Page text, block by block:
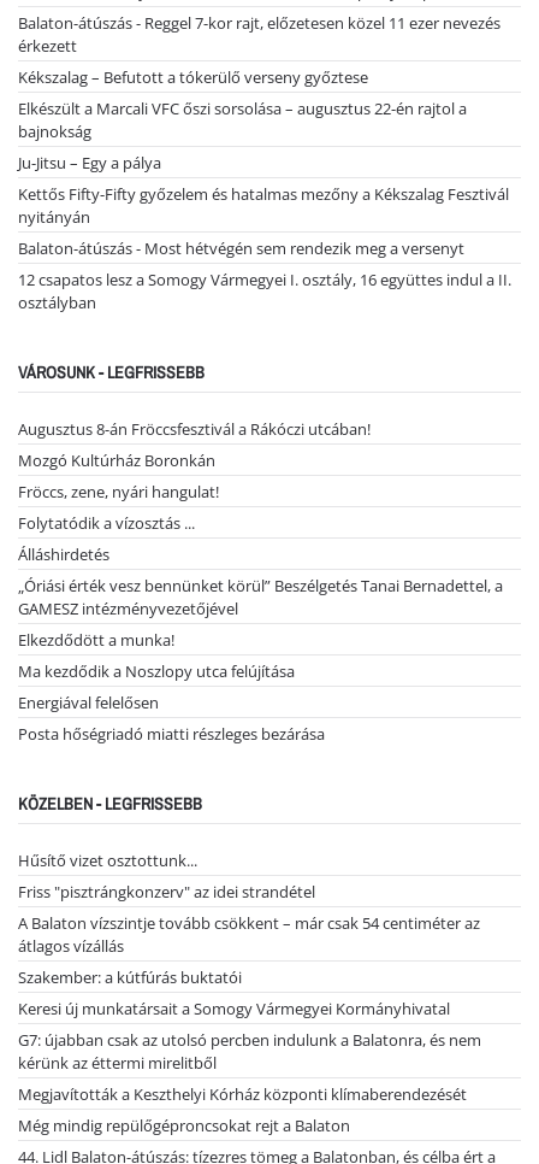
Balaton-átúszás - Reggel 7-kor rajt, előzetesen közel 11 ezer nevezés
érkezett
Kékszalag – Befutott a tókerülő verseny győztese
Elkészült a Marcali VFC őszi sorsolása – augusztus 22-én rajtol a
bajnokság
Ju-Jitsu – Egy a pálya
Kettős Fifty-Fifty győzelem és hatalmas mezőny a Kékszalag Fesztivál
nyitányán
Balaton-átúszás - Most hétvégén sem rendezik meg a versenyt
12 csapatos lesz a Somogy Vármegyei I. osztály, 16 együttes indul a II.
osztályban
VÁROSUNK - LEGFRISSEBB
Augusztus 8-án Fröccsfesztivál a Rákóczi utcában!
Mozgó Kultúrház Boronkán
Fröccs, zene, nyári hangulat!
Folytatódik a vízosztás ...
Álláshirdetés
„Óriási érték vesz bennünket körül” Beszélgetés Tanai Bernadettel, a
GAMESZ intézményvezetőjével
Elkezdődött a munka!
Ma kezdődik a Noszlopy utca felújítása
Energiával felelősen
Posta hőségriadó miatti részleges bezárása
KÖZELBEN - LEGFRISSEBB
Hűsítő vizet osztottunk...
Friss "pisztrángkonzerv" az idei strandétel
A Balaton vízszintje tovább csökkent – már csak 54 centiméter az
átlagos vízállás
Szakember: a kútfúrás buktatói
Keresi új munkatársait a Somogy Vármegyei Kormányhivatal
G7: újabban csak az utolsó percben indulunk a Balatonra, és nem
kérünk az éttermi mirelitből
Megjavították a Keszthelyi Kórház központi klímaberendezését
Még mindig repülőgéproncsokat rejt a Balaton
44. Lidl Balaton-átúszás: tízezres tömeg a Balatonban, és célba ért a